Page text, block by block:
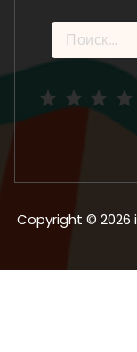
Найти:
Copyright © 2026